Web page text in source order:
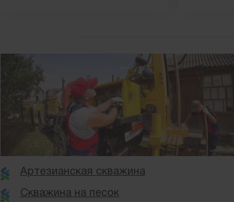
Артезианская скважина
Скважина на песок